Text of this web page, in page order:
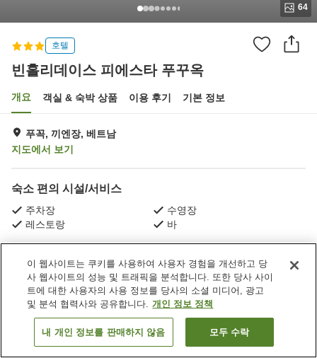
64
호텔
빈홀리데이스 피에스타 푸꾸옥
개요 객실 & 숙박 상품 이용 후기 기본 정보
푸꼭, 끼엔장, 베트남
지도에서 보기
숙소 편의 시설/서비스
주차장
수영장
레스토랑
바
베트남 끼엔장 푸꼭 빈홀리데이스 피에스타 푸꾸옥
객실 보기
이 웹사이트는 쿠키를 사용하여 사용자 경험을 개선하고 당
사 웹사이트의 성능 및 트래픽을 분석합니다. 또한 당사 사이
트에 대한 사용자의 사용 정보를 당사의 소셜 미디어, 광고
및 분석 협력사와 공유합니다. 개인 정보 정책
내 개인 정보를 판매하지 않음 모두 수락